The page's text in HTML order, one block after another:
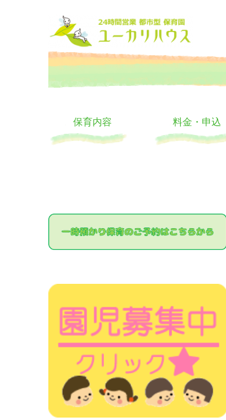
24時間託児所 ユーカ
大阪の24時間託児所 ユーカリハウス 月極 一時
保育内容 料金・申込